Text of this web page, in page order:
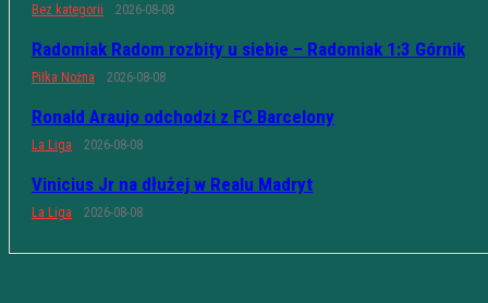
Bez kategorii 2026-08-08
Radomiak Radom rozbity u siebie – Radomiak 1:3 Górnik
Piłka Nożna 2026-08-08
Ronald Araujo odchodzi z FC Barcelony
La Liga 2026-08-08
Vinicius Jr na dłużej w Realu Madryt
La Liga 2026-08-08